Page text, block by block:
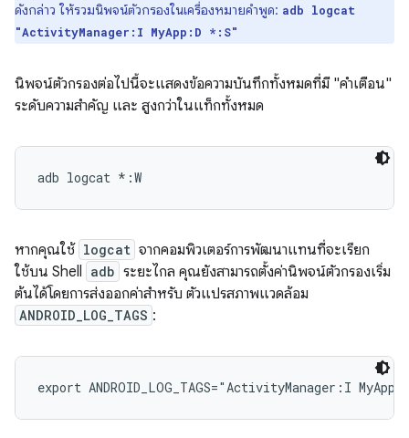
ดังกล่าว ให้รวมนิพจน์ตัวกรองในเครื่องหมายคำพูด: adb logcat
"ActivityManager:I MyApp:D *:S"
นิพจน์ตัวกรองต่อไปนี้จะแสดงข้อความบันทึกทั้งหมดที่มี "คำเตือน"
ระดับความสำคัญ และ สูงกว่าในแท็กทั้งหมด
หากคุณใช้ logcat จากคอมพิวเตอร์การพัฒนาแทนที่จะเรียก
ใช้บน Shell adb ระยะไกล คุณยังสามารถตั้งค่านิพจน์ตัวกรองเริ่ม
ต้นได้โดยการส่งออกค่าสำหรับ ตัวแปรสภาพแวดล้อม
ANDROID_LOG_TAGS :